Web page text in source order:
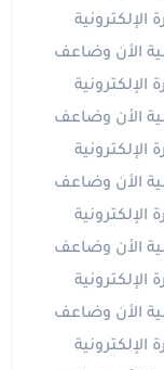
الإلكترونية
الأن وضاعف
الإلكترونية
الأن وضاعف
الإلكترونية
الأن وضاعف
الإلكترونية
الأن وضاعف
الإلكترونية
الأن وضاعف
الإلكترونية